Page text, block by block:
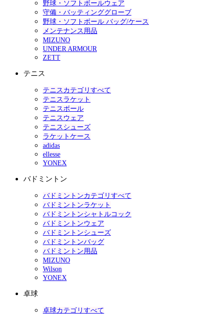
野球・ソフトボールウェア
守備・バッティンググローブ
野球・ソフトボール バッグ/ケース
メンテナンス用品
MIZUNO
UNDER ARMOUR
ZETT
テニス
テニスカテゴリすべて
テニスラケット
テニスボール
テニスウェア
テニスシューズ
ラケットケース
adidas
ellesse
YONEX
バドミントン
バドミントンカテゴリすべて
バドミントンラケット
バドミントンシャトルコック
バドミントンウェア
バドミントンシューズ
バドミントンバッグ
バドミントン用品
MIZUNO
Wilson
YONEX
卓球
卓球カテゴリすべて